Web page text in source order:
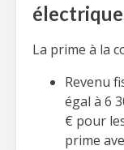
La prime à la
Revenu
égal à 6
€ pour
prime